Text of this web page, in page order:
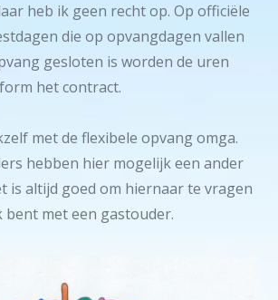
heb ik geen recht op. Op officiële
die op opvangdagen vallen
gesloten is worden de uren
het contract.
met de flexibele opvang omga.
hebben hier mogelijk een ander
is altijd goed om hiernaar te vragen
bent met een gastouder.